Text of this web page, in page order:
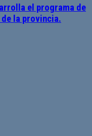
el programa de
la provincia.